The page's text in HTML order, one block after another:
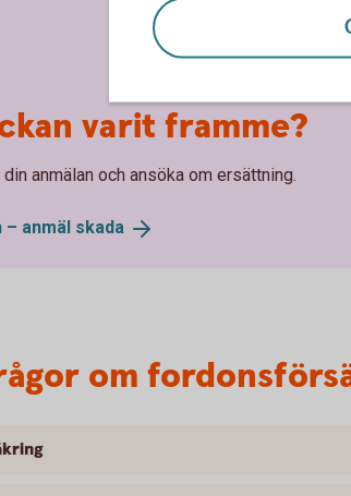
varit framme?
din anmälan och ansöka om ersättning.
anmäl skada
om